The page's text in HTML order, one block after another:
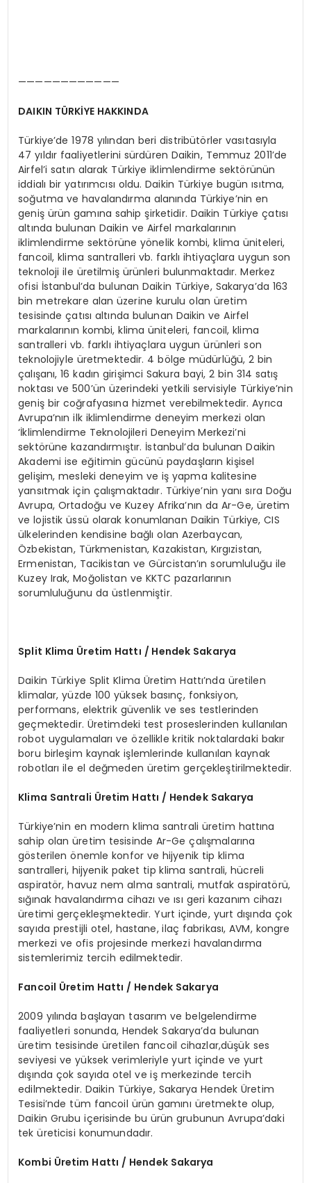
————————————
DAIKIN TÜRKİYE HAKKINDA
Türkiye’de 1978 yılından beri distribütörler vasıtasıyla
47 yıldır faaliyetlerini sürdüren Daikin, Temmuz 2011’de
Airfel’i satın alarak Türkiye iklimlendirme sektörünün
iddialı bir yatırımcısı oldu. Daikin Türkiye bugün ısıtma,
soğutma ve havalandırma alanında Türkiye’nin en
geniş ürün gamına sahip şirketidir. Daikin Türkiye çatısı
altında bulunan Daikin ve Airfel markalarının
iklimlendirme sektörüne yönelik kombi, klima üniteleri,
fancoil, klima santralleri vb. farklı ihtiyaçlara uygun son
teknoloji ile üretilmiş ürünleri bulunmaktadır. Merkez
ofisi İstanbul’da bulunan Daikin Türkiye, Sakarya’da 163
bin metrekare alan üzerine kurulu olan üretim
tesisinde çatısı altında bulunan Daikin ve Airfel
markalarının kombi, klima üniteleri, fancoil, klima
santralleri vb. farklı ihtiyaçlara uygun ürünleri son
teknolojiyle üretmektedir. 4 bölge müdürlüğü, 2 bin
çalışanı, 16 kadın girişimci Sakura bayi, 2 bin 314 satış
noktası ve 500’ün üzerindeki yetkili servisiyle Türkiye’nin
geniş bir coğrafyasına hizmet verebilmektedir. Ayrıca
Avrupa’nın ilk iklimlendirme deneyim merkezi olan
‘İklimlendirme Teknolojileri Deneyim Merkezi’ni
sektörüne kazandırmıştır. İstanbul’da bulunan Daikin
Akademi ise eğitimin gücünü paydaşların kişisel
gelişim, mesleki deneyim ve iş yapma kalitesine
yansıtmak için çalışmaktadır. Türkiye’nin yanı sıra Doğu
Avrupa, Ortadoğu ve Kuzey Afrika’nın da Ar-Ge, üretim
ve lojistik üssü olarak konumlanan Daikin Türkiye, CIS
ülkelerinden kendisine bağlı olan Azerbaycan,
Özbekistan, Türkmenistan, Kazakistan, Kırgızistan,
Ermenistan, Tacikistan ve Gürcistan’ın sorumluluğu ile
Kuzey Irak, Moğolistan ve KKTC pazarlarının
sorumluluğunu da üstlenmiştir.
Split Klima Üretim Hattı / Hendek Sakarya
Daikin Türkiye Split Klima Üretim Hattı’nda üretilen
klimalar, yüzde 100 yüksek basınç, fonksiyon,
performans, elektrik güvenlik ve ses testlerinden
geçmektedir. Üretimdeki test proseslerinden kullanılan
robot uygulamaları ve özellikle kritik noktalardaki bakır
boru birleşim kaynak işlemlerinde kullanılan kaynak
robotları ile el değmeden üretim gerçekleştirilmektedir.
Klima Santrali Üretim Hattı / Hendek Sakarya
Türkiye’nin en modern klima santrali üretim hattına
sahip olan üretim tesisinde Ar-Ge çalışmalarına
gösterilen önemle konfor ve hijyenik tip klima
santralleri, hijyenik paket tip klima santrali, hücreli
aspiratör, havuz nem alma santrali, mutfak aspiratörü,
sığınak havalandırma cihazı ve ısı geri kazanım cihazı
üretimi gerçekleşmektedir. Yurt içinde, yurt dışında çok
sayıda prestijli otel, hastane, ilaç fabrikası, AVM, kongre
merkezi ve ofis projesinde merkezi havalandırma
sistemlerimiz tercih edilmektedir.
Fancoil Üretim Hattı / Hendek Sakarya
2009 yılında başlayan tasarım ve belgelendirme
faaliyetleri sonunda, Hendek Sakarya’da bulunan
üretim tesisinde üretilen fancoil cihazlar,düşük ses
seviyesi ve yüksek verimleriyle yurt içinde ve yurt
dışında çok sayıda otel ve iş merkezinde tercih
edilmektedir. Daikin Türkiye, Sakarya Hendek Üretim
Tesisi’nde tüm fancoil ürün gamını üretmekte olup,
Daikin Grubu içerisinde bu ürün grubunun Avrupa’daki
tek üreticisi konumundadır.
Kombi Üretim Hattı / Hendek Sakarya